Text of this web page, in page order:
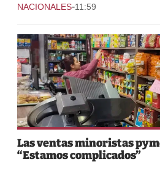
NACIONALES-11:59
Las ventas minoristas
“Estamos complicados”